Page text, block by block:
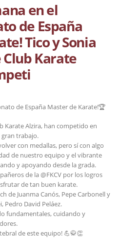
en el
de España
Tico y Sonia
Karate
de España Master de Karate!🏆
Karate Alzira, han competido en
gran trabajo.
con medallas, pero sí con algo
de nuestro equipo y el vibrante
y apoyando desde la grada.
de la @FKCV por los logros
de tan buen karate.
de Juanma Canós, Pepe Carbonell y
Pedro David Peláez.
fundamentales, cuidando y
de este equipo! 💪🥋👏